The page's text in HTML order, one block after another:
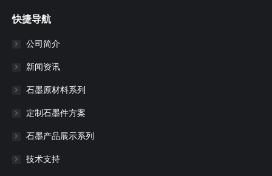
快捷导航
公司简介
新闻资讯
石墨原材料系列
定制石墨件方案
石墨产品展示系列
技术支持